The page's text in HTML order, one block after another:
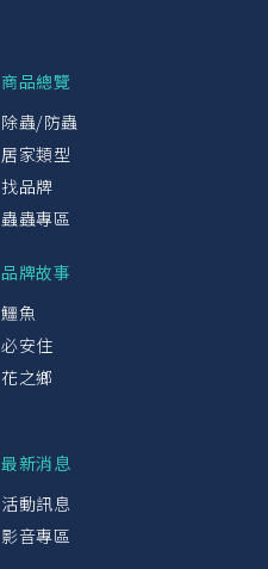
商品總覽
除蟲/防蟲
居家類型
找品牌
蟲蟲專區
品牌故事
鱷魚
必安住
花之鄉
最新消息
活動訊息
影音專區